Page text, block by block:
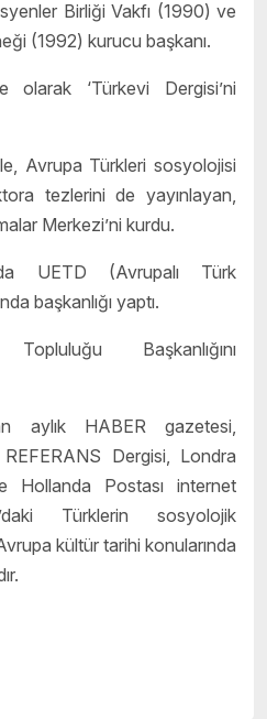
Birliği Vakfı (1990) ve
(1992) kurucu başkanı.
olarak ‘Türkevi Dergisi’ni
Avrupa Türkleri sosyolojisi
tezlerini de yayınlayan,
Merkezi’ni kurdu.
UETD (Avrupalı Türk
başkanlığı yaptı.
Başkanlığını
aylık HABER gazetesi,
REFERANS Dergisi, Londra
Hollanda Postası internet
Türklerin sosyolojik
kültür tarihi konularında